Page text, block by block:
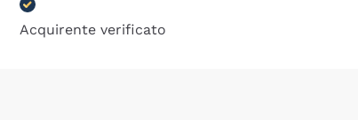
Acquirente verificato